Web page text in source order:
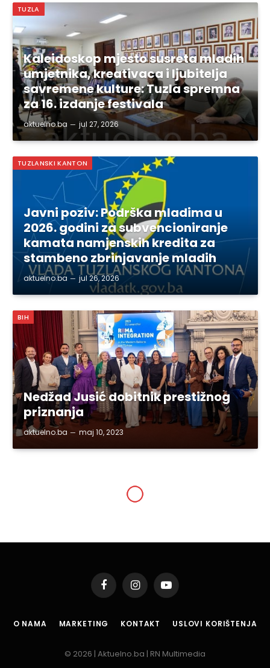
TUZLA
Kaleidoskop mjesto susreta mladih
umjetnika, kreativaca i ljubitelja
savremene kulture: Tuzla spremna
za 16. izdanje festivala
aktuelno.ba jul 27, 2026
TUZLANSKI KANTON
Javni poziv: Podrška mladima u
2026. godini za subvencioniranje
kamata namjenskih kredita za
stambeno zbrinjavanje mladih
aktuelno.ba jul 26, 2026
BIH
Nedžad Jusić dobitnik prestižnog
priznanja
aktuelno.ba maj 10, 2023
Gornja Tuzla: Obilježen
Svjetski dan klimatskih
promjena